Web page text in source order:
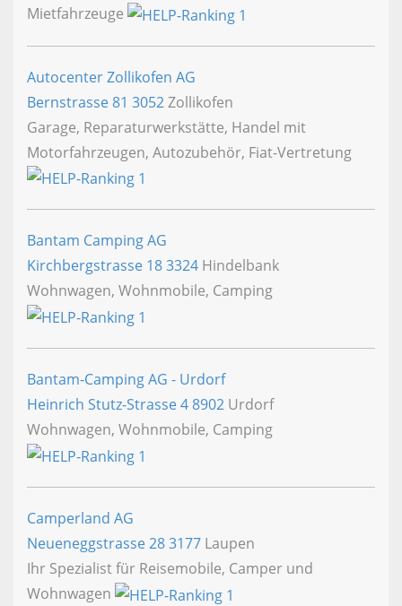
Mietfahrzeuge
Autocenter Zollikofen AG
Bernstrasse 81 3052Zollikofen
Garage, Reparaturwerkstätte, Handel mit
Motorfahrzeugen, Autozubehör, Fiat-Vertretung
Bantam Camping AG
Kirchbergstrasse 183324 Hindelbank
Wohnwagen, Wohnmobile, Camping
Bantam-Camping AG - Urdorf
Heinrich Stutz-Strasse 48902 Urdorf
Wohnwagen, Wohnmobile, Camping
Camperland AG
Neueneggstrasse 283177 Laupen
Ihr Spezialist für Reisemobile, Camper und
Wohnwagen